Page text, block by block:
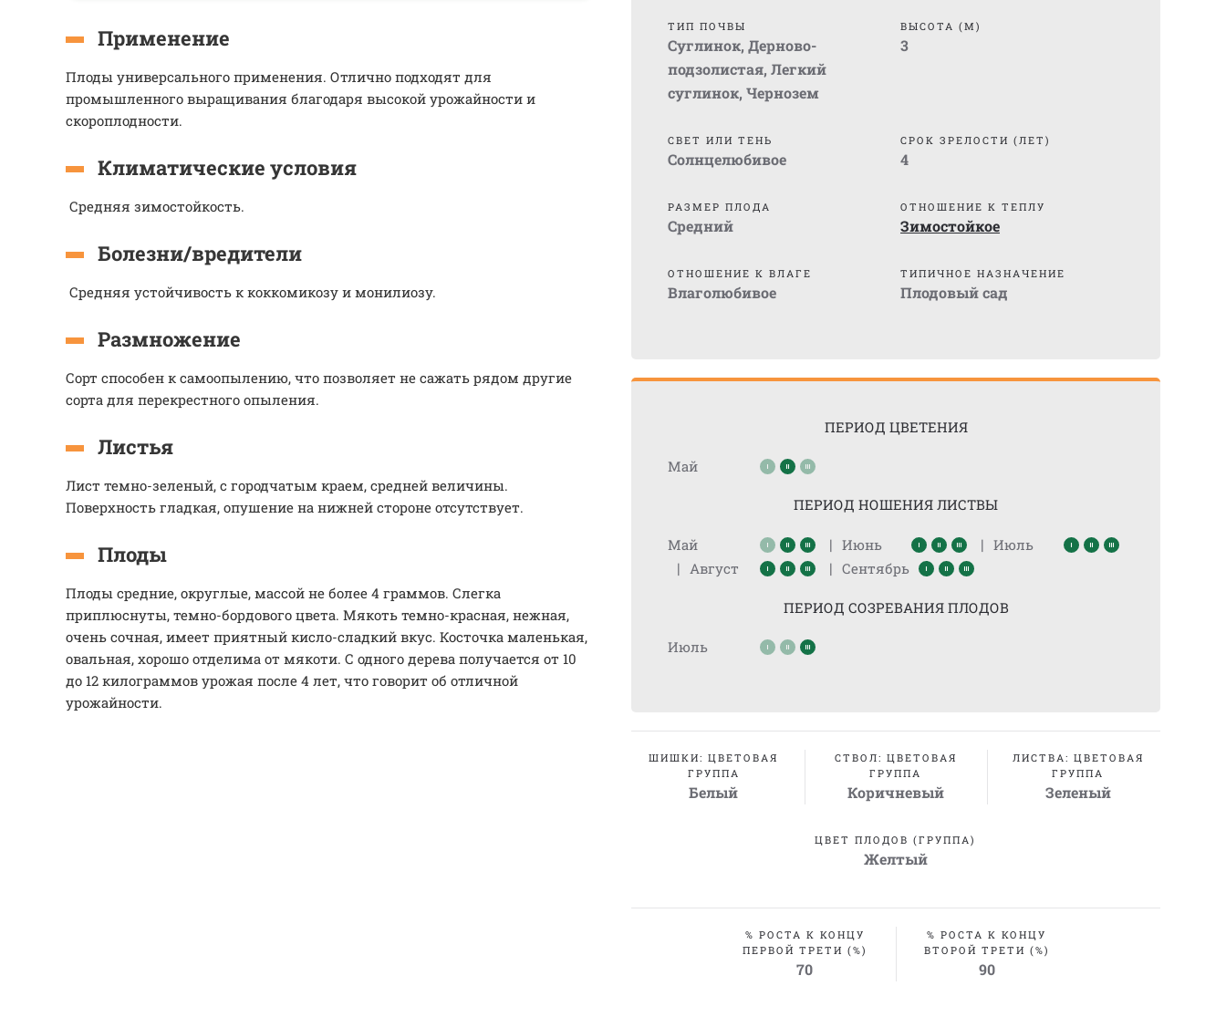
Применение
Плоды универсального применения. Отлично подходят для
промышленного выращивания благодаря высокой урожайности и
скороплодности.
Климатические условия
Средняя зимостойкость.
Болезни/вредители
Средняя устойчивость к коккомикозу и монилиозу.
Размножение
Сорт способен к самоопылению, что позволяет не сажать рядом другие
сорта для перекрестного опыления.
Листья
Лист темно-зеленый, с городчатым краем, средней величины.
Поверхность гладкая, опушение на нижней стороне отсутствует.
Плоды
Плоды средние, округлые, массой не более 4 граммов. Слегка
приплюснуты, темно-бордового цвета. Мякоть темно-красная, нежная,
очень сочная, имеет приятный кисло-сладкий вкус. Косточка маленькая,
овальная, хорошо отделима от мякоти. С одного дерева получается от 10
до 12 килограммов урожая после 4 лет, что говорит об отличной
урожайности.
ТИП ПОЧВЫ
Суглинок, Дерново-
подзолистая, Легкий
суглинок, Чернозем
ВЫСОТА (М)
3
СВЕТ ИЛИ ТЕНЬ
Солнцелюбивое
СРОК ЗРЕЛОСТИ (ЛЕТ)
4
РАЗМЕР ПЛОДА
Средний
ОТНОШЕНИЕ К ТЕПЛУ
Зимостойкое
ОТНОШЕНИЕ К ВЛАГЕ
Влаголюбивое
ТИПИЧНОЕ НАЗНАЧЕНИЕ
Плодовый сад
ПЕРИОД ЦВЕТЕНИЯ
Май
ПЕРИОД НОШЕНИЯ ЛИСТВЫ
Май | Июнь | Июль
| Август | Сентябрь
ПЕРИОД СОЗРЕВАНИЯ ПЛОДОВ
Июль
ШИШКИ: ЦВЕТОВАЯ
ГРУППА
Белый
СТВОЛ: ЦВЕТОВАЯ
ГРУППА
Коричневый
ЛИСТВА: ЦВЕТОВАЯ
ГРУППА
Зеленый
ЦВЕТ ПЛОДОВ (ГРУППА)
Желтый
% РОСТА К КОНЦУ
ПЕРВОЙ ТРЕТИ (%)
70
% РОСТА К КОНЦУ
ВТОРОЙ ТРЕТИ (%)
90